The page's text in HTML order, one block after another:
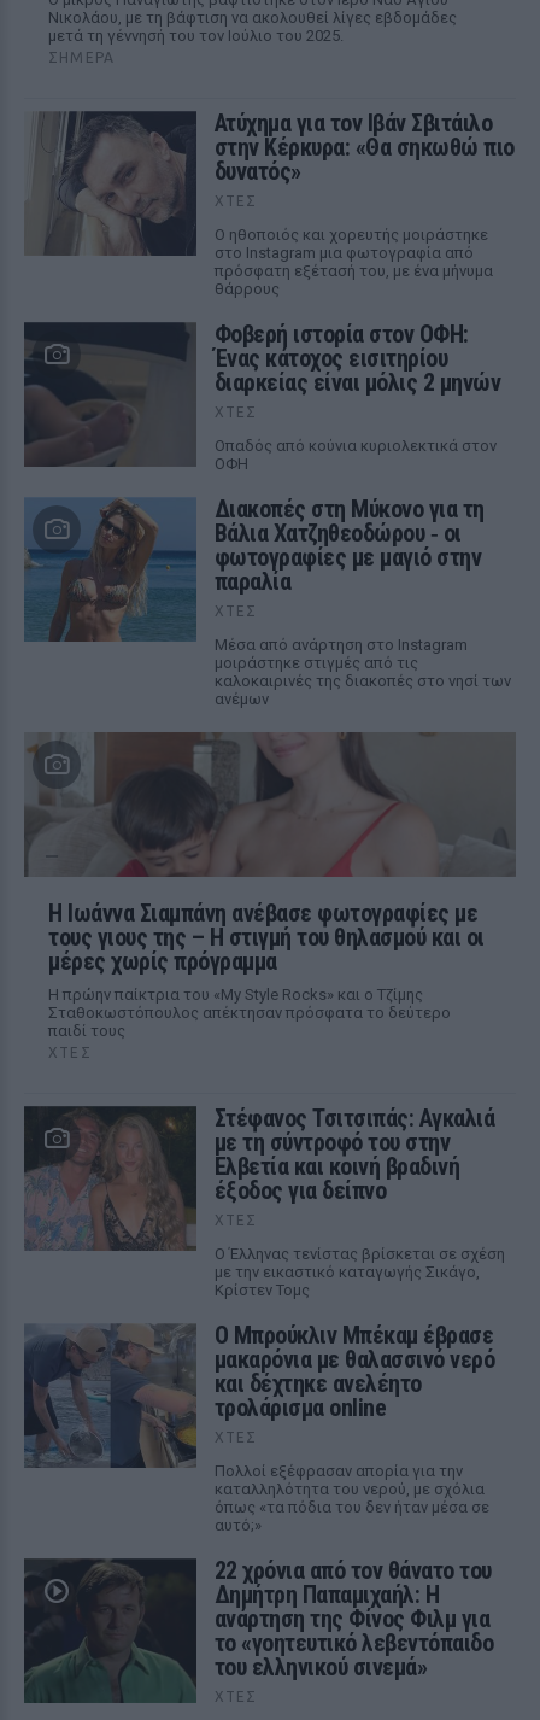
Νικολάου, με τη βάφτιση να ακολουθεί λίγες εβδομάδες
μετά τη γέννησή του τον Ιούλιο του 2025.
ΣΉΜΕΡΑ
Ατύχημα για τον Ιβάν Σβιτάιλο
στην Κέρκυρα: «Θα σηκωθώ πιο
δυνατός»
ΧΤΕΣ
Ο ηθοποιός και χορευτής μοιράστηκε
στο Instagram μια φωτογραφία από
πρόσφατη εξέτασή του, με ένα μήνυμα
θάρρους
Φοβερή ιστορία στον ΟΦΗ:
Ένας κάτοχος εισιτηρίου
διαρκείας είναι μόλις 2 μηνών
ΧΤΕΣ
Οπαδός από κούνια κυριολεκτικά στον
ΟΦΗ
Διακοπές στη Μύκονο για τη
Βάλια Χατζηθεοδώρου ‑ οι
φωτογραφίες με μαγιό στην
παραλία
ΧΤΕΣ
Μέσα από ανάρτηση στο Instagram
μοιράστηκε στιγμές από τις
καλοκαιρινές της διακοπές στο νησί των
ανέμων
H Ιωάννα Σιαμπάνη ανέβασε φωτογραφίες με
τους γιους της – Η στιγμή του θηλασμού και οι
μέρες χωρίς πρόγραμμα
Η πρώην παίκτρια του «My Style Rocks» και ο Τζίμης
Σταθοκωστόπουλος απέκτησαν πρόσφατα το δεύτερο
παιδί τους
ΧΤΕΣ
Στέφανος Τσιτσιπάς: Αγκαλιά
με τη σύντροφό του στην
Ελβετία και κοινή βραδινή
έξοδος για δείπνο
ΧΤΕΣ
Ο Έλληνας τενίστας βρίσκεται σε σχέση
με την εικαστικό καταγωγής Σικάγο,
Κρίστεν Τομς
Ο Μπρούκλιν Μπέκαμ έβρασε
μακαρόνια με θαλασσινό νερό
και δέχτηκε ανελέητο
τρολάρισμα online
ΧΤΕΣ
Πολλοί εξέφρασαν απορία για την
καταλληλότητα του νερού, με σχόλια
όπως «τα πόδια του δεν ήταν μέσα σε
αυτό;»
22 χρόνια από τον θάνατο του
Δημήτρη Παπαμιχαήλ: Η
ανάρτηση της Φίνος Φιλμ για
το «γοητευτικό λεβεντόπαιδο
του ελληνικού σινεμά»
ΧΤΕΣ